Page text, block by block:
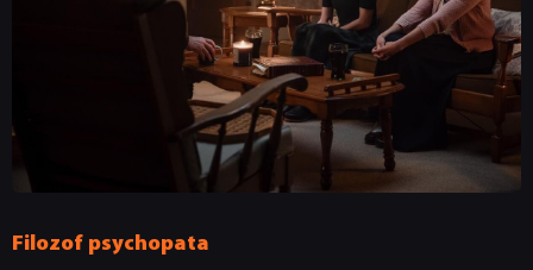
NEWSY
RECENZJE
PUBLICYSTYKA
Filozof psychopata